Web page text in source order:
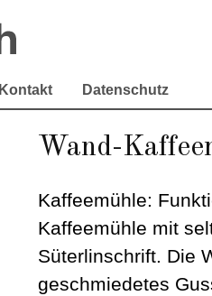
Kontakt Datenschutz
Wand-
Kaffeemühle:
Kaffeemühle mit
Süterlinschrift. Die
geschmiedetes